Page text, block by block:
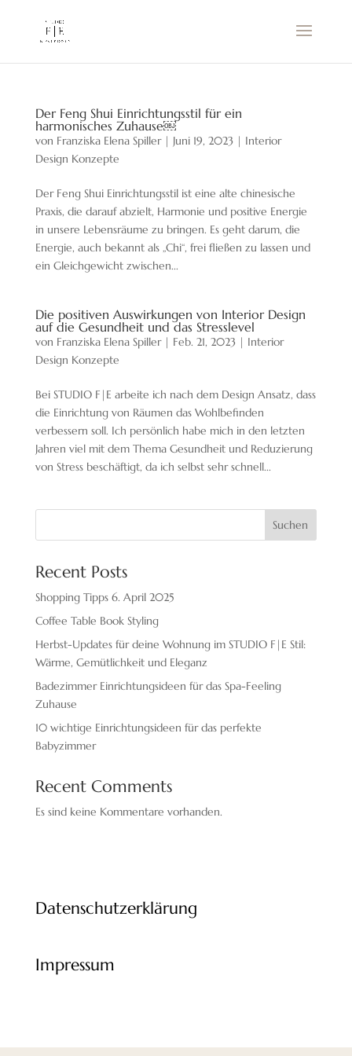
Der Feng Shui Einrichtungsstil für ein
harmonisches Zuhause￼
von Franziska Elena Spiller| Juni 19, 2023| Interior
Design Konzepte
Der Feng Shui Einrichtungsstil ist eine alte chinesische
Praxis, die darauf abzielt, Harmonie und positive Energie
in unsere Lebensräume zu bringen. Es geht darum, die
Energie, auch bekannt als „Chi“, frei fließen zu lassen und
ein Gleichgewicht zwischen...
Die positiven Auswirkungen von Interior Design
auf die Gesundheit und das Stresslevel
von Franziska Elena Spiller| Feb. 21, 2023| Interior
Design Konzepte
Bei STUDIO F|E arbeite ich nach dem Design Ansatz, dass
die Einrichtung von Räumen das Wohlbefinden
verbessern soll. Ich persönlich habe mich in den letzten
Jahren viel mit dem Thema Gesundheit und Reduzierung
von Stress beschäftigt, da ich selbst sehr schnell...
Suchen
Recent Posts
Shopping Tipps 6. April 2025
Coffee Table Book Styling
Herbst-Updates für deine Wohnung im STUDIO F|E Stil:
Wärme, Gemütlichkeit und Eleganz
Badezimmer Einrichtungsideen für das Spa-Feeling
Zuhause
10 wichtige Einrichtungsideen für das perfekte
Babyzimmer
Recent Comments
Es sind keine Kommentare vorhanden.
Datenschutzerklärung
Impressum